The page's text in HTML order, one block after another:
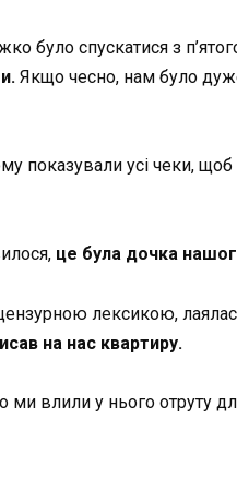
було спускатися з
Якщо чесно, нам було
показували усі чеки,
це була дочка
лексикою,
на нас квартиру.
ми влили у нього отруту